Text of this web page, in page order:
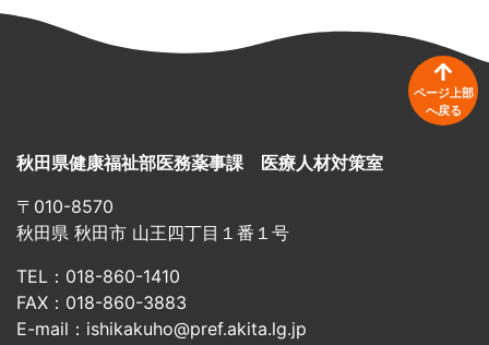
ページ上部
へ戻る
秋田県健康福祉部医務薬事課 医療人材対策室
〒010-8570
秋田県 秋田市 山王四丁目１番１号
TEL：018-860-1410
FAX：018-860-3883
E-mail：ishikakuho@pref.akita.lg.jp